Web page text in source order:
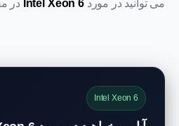
می توانید در موردIntel Xeon 6 در
Intel Xeon 6